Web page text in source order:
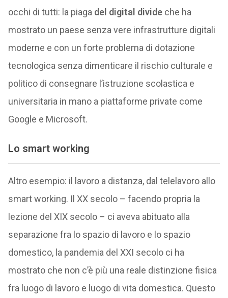
occhi di tutti: la piaga del digital divideche ha
mostrato un paese senza vere infrastrutture digitali
moderne e con un forte problema di dotazione
tecnologica senza dimenticare il rischio culturale e
politico di consegnare l’istruzione scolastica e
universitaria in mano a piattaforme private come
Google e Microsoft.
Lo smart working
Altro esempio: il lavoro a distanza, dal telelavoro allo
smart working. Il XX secolo – facendo propria la
lezione del XIX secolo – ci aveva abituato alla
separazione fra lo spazio di lavoro e lo spazio
domestico, la pandemia del XXI secolo ci ha
mostrato che non c’è più una reale distinzione fisica
fra luogo di lavoro e luogo di vita domestica. Questo